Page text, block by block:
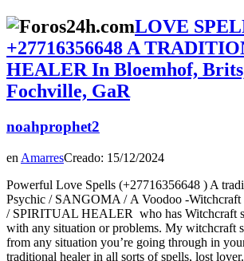
LOVE
+27716356648 A
HEALER In Bloemhof,
Fochville, GaR
noahprophet2
en AmarresCreado: 15/12/2024
Powerful Love Spells (+27716356648 ) A
Psychic / SANGOMA / A Voodoo -Witchcraft
/ SPIRITUAL HEALER who has Witchcraft
with any situation or problems. My witchcraft
from any situation you’re going through in
traditional healer in all sorts of spells, lost